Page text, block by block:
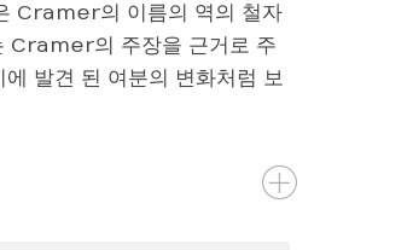
Cramer의 이름의 역의 철자
Cramer의 주장을 근거로 주
발견 된 여분의 변화처럼 보